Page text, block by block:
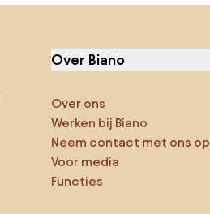
Over Biano
Over ons
Werken bij Biano
Neem contact met ons op
Voor media
Functies